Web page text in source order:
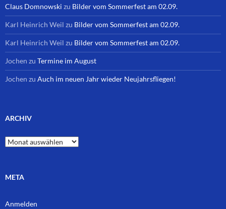
Claus Domnowski zu Bilder vom Sommerfest am 02.09.
Karl Heinrich Weil zu Bilder vom Sommerfest am 02.09.
Karl Heinrich Weil zu Bilder vom Sommerfest am 02.09.
Jochen zu Termine im August
Jochen zu Auch im neuen Jahr wieder Neujahrsfliegen!
ARCHIV
Archiv
META
Anmelden